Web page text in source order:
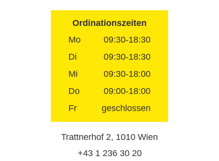
Ordinationszeiten
Mo
09:30-18:30
Di
09:30-18:30
Mi
09:30-18:00
Do
09:00-18:00
Fr
geschlossen
Trattnerhof 2, 1010 Wien
+43 1 236 30 20